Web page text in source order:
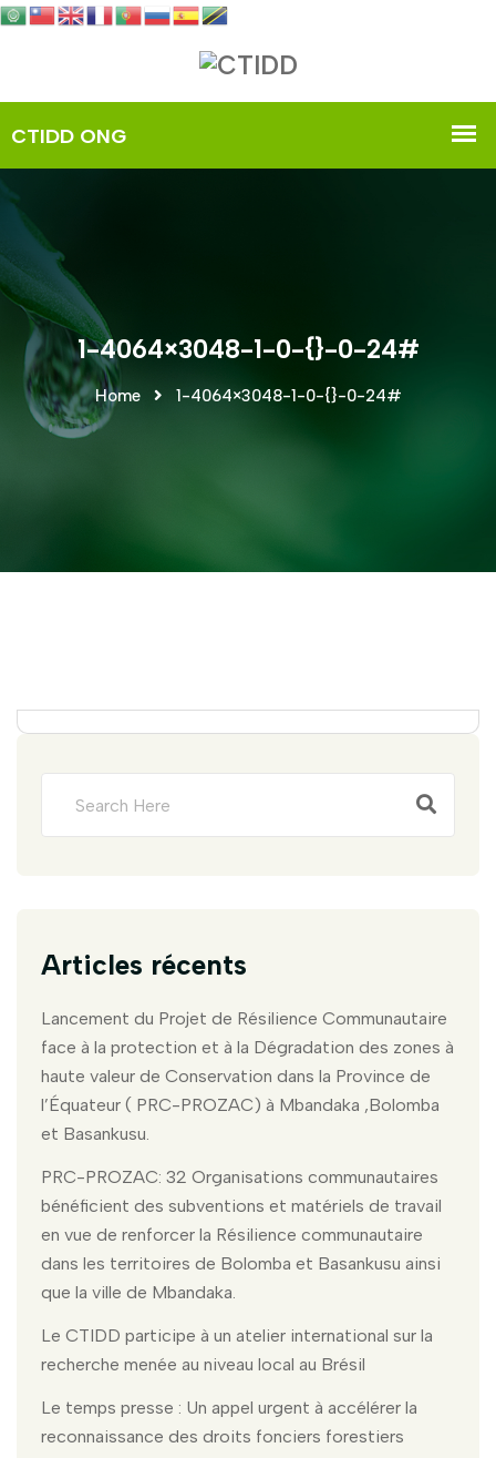
1-4064×3048-1-0-{}-0-24#
Home 1-4064×3048-1-0-{}-0-24#
Articles récents
Lancement du Projet de Résilience Communautaire
face à la protection et à la Dégradation des zones à
haute valeur de Conservation dans la Province de
l’Équateur ( PRC-PROZAC) à Mbandaka ,Bolomba
et Basankusu.
PRC-PROZAC: 32 Organisations communautaires
bénéficient des subventions et matériels de travail
en vue de renforcer la Résilience communautaire
dans les territoires de Bolomba et Basankusu ainsi
que la ville de Mbandaka.
Le CTIDD participe à un atelier international sur la
recherche menée au niveau local au Brésil
Le temps presse : Un appel urgent à accélérer la
reconnaissance des droits fonciers forestiers